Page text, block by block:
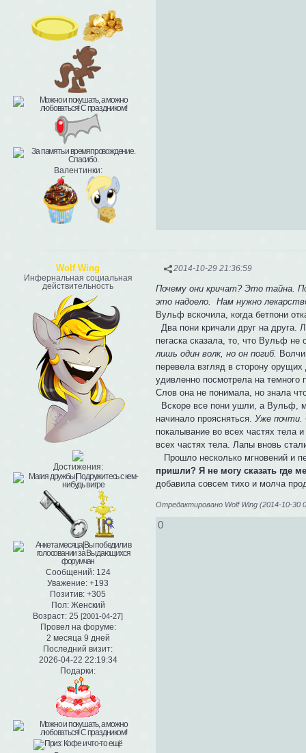
Валентинки:
2014-10-29 21:36:59
Wolf Wing
Инфернальная социальная
действительность
Достижения:
Сообщений:124
Уважение: +193
Позитив: +305
Пол:Женский
Возраст: 25 [2001-04-27]
Провел на форуме:
2 месяца 9 дней
Последний визит:
2026-04-22 22:19:34
Подарки:
Почему они кричат? Это тайна.
это надоело. Нам нужно
Вульф вскочила, когда бетпони
Два пони кричали друг на друга.
пегаска сказала, то, что Вульф
лишь один волк, но он погиб.
перевела взгляд в сторону
удивленно посмотрела на темного
Слов она не понимала, но знала
Вскоре все пони ушли, а Вульф,
начинало проясняться.Уже почти.
покалывание во всех частях тела
всех частях тела. Лапы вновь
Прошло несколько мгновений и
пришли? Я не могу сказать где
добавила совсем тихо и молча
Отредактировано Wolf Wing (2014-10-30
0